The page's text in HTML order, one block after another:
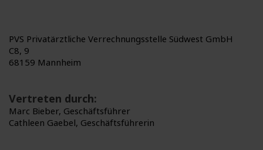
PVS Privatärztliche Verrechnungsstelle Südwest GmbH
C8, 9
68159 Mannheim
Vertreten durch:
Marc Bieber, Geschäftsführer
Cathleen Gaebel, Geschäftsführerin